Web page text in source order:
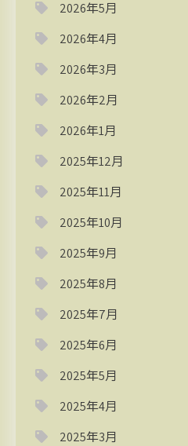
2026年5月
2026年4月
2026年3月
2026年2月
2026年1月
2025年12月
2025年11月
2025年10月
2025年9月
2025年8月
2025年7月
2025年6月
2025年5月
2025年4月
2025年3月